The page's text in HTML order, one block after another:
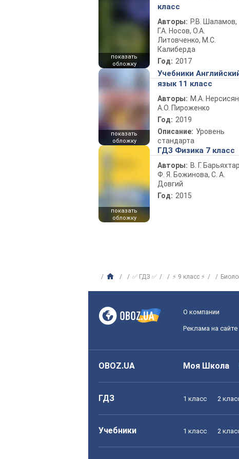
показать
обложку
класс
Авторы: Р.В. Шаламов,
Г.А. Носов, О.А.
Литовченко, М.С.
Калиберда
Год: 2017
показать
обложку
Учебники
язык 11 класс
Авторы: М.А.
А.О. Пироженко
Год: 2019
Описание: Уровень
стандарта
показать
обложку
ГДЗ Физика 7 класс
Авторы: В. Г.
Ф. Я. Божинова, С. А.
Довгий
Год: 2015
✅ ГДЗ ✅ ⚡ 9 класс ⚡
О компании
Реклама на сайте
OBOZ.UA Моя Школа
ГДЗ 1 класс 2
Учебники 1 класс 2